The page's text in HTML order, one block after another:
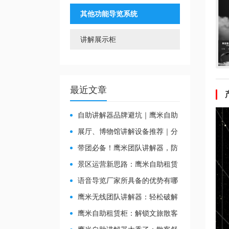
其他功能导览系统
讲解展示柜
最近文章
自助讲解器品牌避坑｜鹰米自助
讲解器，实测好用不踩雷
展厅、博物馆讲解设备推荐｜分
区讲解系统，解决多团队接待核心
痛点
带团必备！鹰米团队讲解器，防
串音 + 易管理双在线
景区运营新思路：鹰米自助租赁
柜，不只是省了点人工费
​语音导览厂家所具备的优势有哪
些？
鹰米无线团队讲解器：轻松破解
大团队沟通难题
鹰米自助租赁柜：解锁文旅散客
服务新方式，省心又高效